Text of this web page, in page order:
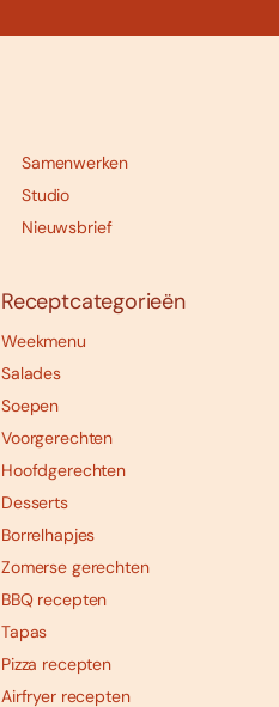
Samenwerken
Studio
Nieuwsbrief
Receptcategorieën
Weekmenu
Salades
Soepen
Voorgerechten
Hoofdgerechten
Desserts
Borrelhapjes
Zomerse gerechten
BBQ recepten
Tapas
Pizza recepten
Airfryer recepten